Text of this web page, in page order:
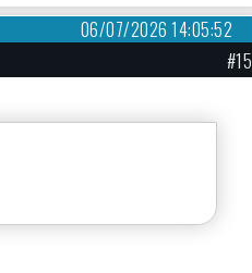
06/07/2026 14:05:52
#15